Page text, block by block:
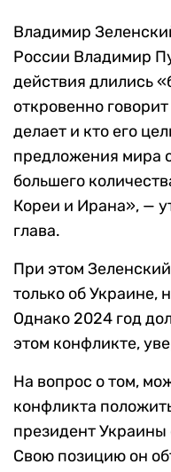
Владимир
России Владимир
действия длились
откровенно
делает и кто его
предложения мира
большего
Кореи и Ирана», —
глава.
При этом
только об Украине,
Однако 2024 год
этом конфликте,
На вопрос о том,
конфликта
президент Украины
Свою позицию он